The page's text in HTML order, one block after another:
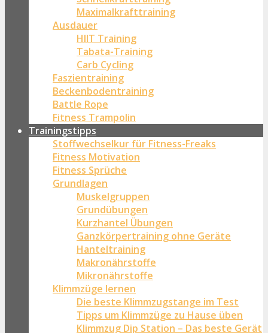
Maximalkrafttraining
Ausdauer
HIIT Training
Tabata-Training
Carb Cycling
Faszientraining
Beckenbodentraining
Battle Rope
Fitness Trampolin
Trainingstipps
Stoffwechselkur für Fitness-Freaks
Fitness Motivation
Fitness Sprüche
Grundlagen
Muskelgruppen
Grundübungen
Kurzhantel Übungen
Ganzkörpertraining ohne Geräte
Hanteltraining
Makronährstoffe
Mikronährstoffe
Klimmzüge lernen
Die beste Klimmzugstange im Test
Tipps um Klimmzüge zu Hause üben
Klimmzug Dip Station – Das beste Gerät